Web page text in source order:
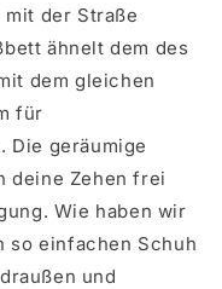
der Straße
ähnelt dem des
dem gleichen
für
Die geräumige
deine Zehen frei
Wie haben wir
so einfachen Schuh
und